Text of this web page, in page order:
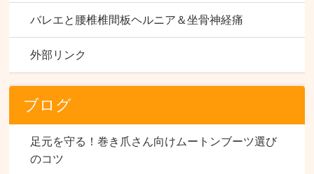
バレエと腰椎椎間板ヘルニア＆坐骨神経痛
外部リンク
ブログ
足元を守る！巻き爪さん向けムートンブーツ選び
のコツ